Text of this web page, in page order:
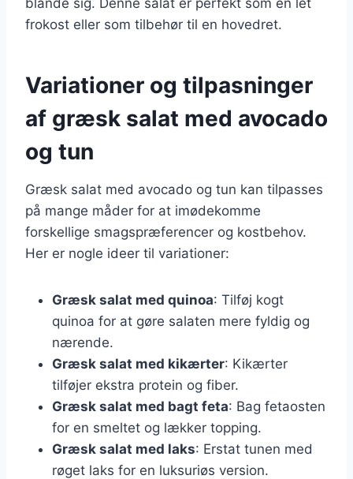
frokost eller som tilbehør til en hovedret.
Variationer og tilpasninger
af græsk salat med avocado
og tun
Græsk salat med avocado og tun kan tilpasses
på mange måder for at imødekomme
forskellige smagspræferencer og kostbehov.
Her er nogle ideer til variationer:
Græsk salat med quinoa: Tilføj kogt
quinoa for at gøre salaten mere fyldig og
nærende.
Græsk salat med kikærter: Kikærter
tilføjer ekstra protein og fiber.
Græsk salat med bagt feta: Bag fetaosten
for en smeltet og lækker topping.
Græsk salat med laks: Erstat tunen med
røget laks for en luksuriøs version.